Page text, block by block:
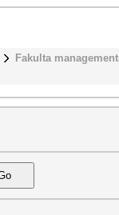
Fakulta